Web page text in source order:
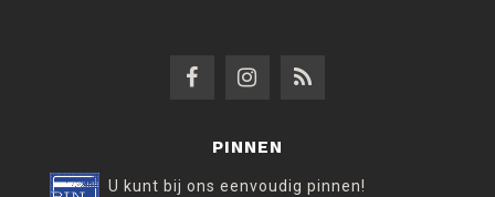
PINNEN
U kunt bij ons eenvoudig pinnen!